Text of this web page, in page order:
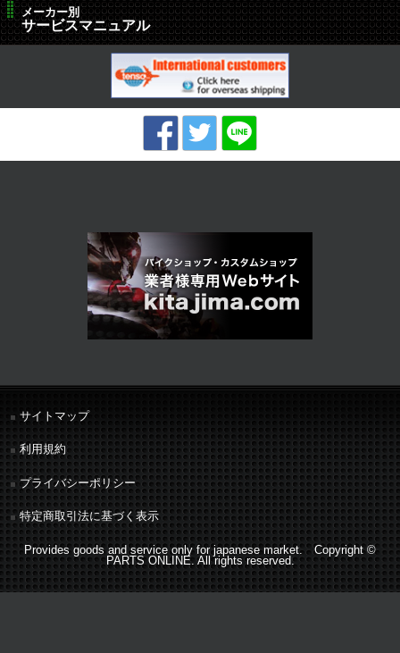
メーカー別
サービスマニュアル
サイトマップ
利用規約
プライバシーポリシー
特定商取引法に基づく表示
Provides goods and service only for japanese market. Copyright ©
PARTS ONLINE. All rights reserved.